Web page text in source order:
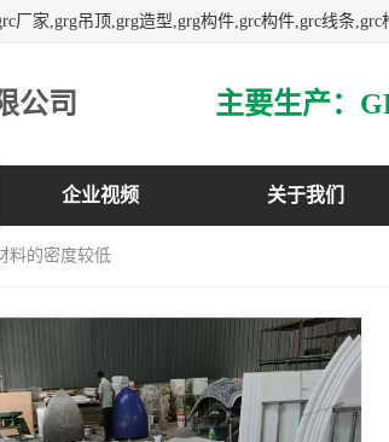
公司
企业视频 关于我们
料的密度较低